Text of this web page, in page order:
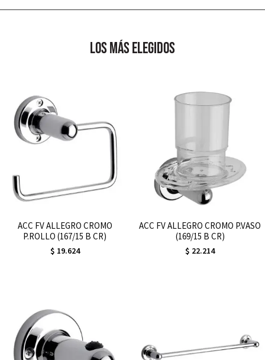
los más elegidos
ACC FV ALLEGRO CROMO
P.ROLLO (167/15 B CR)
$ 19.624
ACC FV ALLEGRO CROMO P.VASO
(169/15 B CR)
$ 22.214